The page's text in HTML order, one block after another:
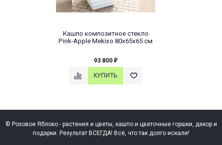
Кашпо композитное стекло
Pink-Apple Mekixo 80х65х65 см
93 800 ₽
© Розовое Яблоко - растения и цветы, кашпо и цветочные горшки, декор и
подарки. Результат ВСЕГДА! Всё, что так долго искали!